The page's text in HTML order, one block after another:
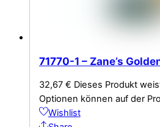
71770-1 – Zane’s
32,67 € Dieses Produkt
Optionen können auf der
Wishlist